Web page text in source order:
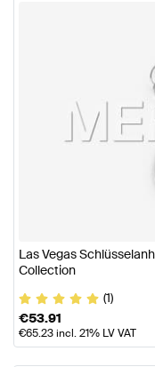
Las Vegas
Collection
(1)
€53.91
€65.23incl. 21% LV VAT